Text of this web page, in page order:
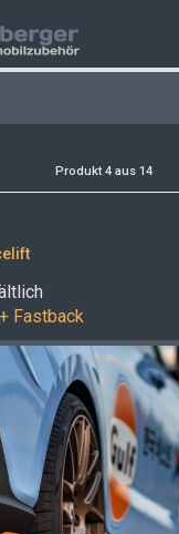
Produkt 4 aus 14
Fastback